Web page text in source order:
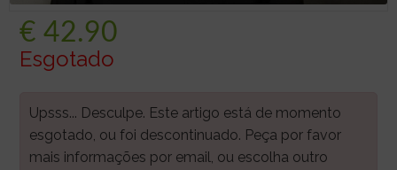
€ 42.90
Esgotado
Upsss... Desculpe. Este artigo está de momento
esgotado, ou foi descontinuado. Peça por favor
mais informações por email, ou escolha outro